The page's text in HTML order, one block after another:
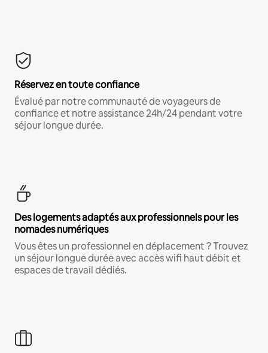
Réservez en toute confiance
Évalué par notre communauté de voyageurs de
confiance et notre assistance 24h/24 pendant votre
séjour longue durée.
Des logements adaptés aux professionnels pour les
nomades numériques
Vous êtes un professionnel en déplacement ? Trouvez
un séjour longue durée avec accès wifi haut débit et
espaces de travail dédiés.